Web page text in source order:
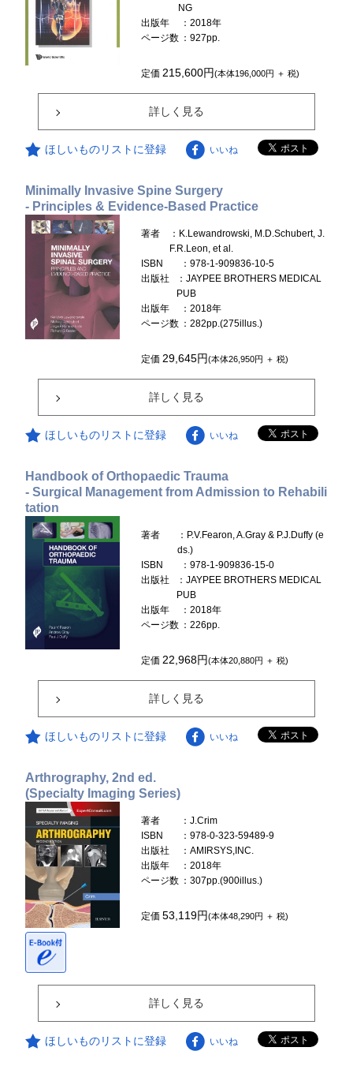
NG
出版年
：2018年
ページ数 ：927pp.
定価215,600円(本体196,000円 ＋ 税)
詳しく見る
ほしいものリストに登録 いいね
Minimally Invasive Spine Surgery
- Principles & Evidence-Based Practice
著者
：K.Lewandrowski, M.D.Schubert, J.
F.R.Leon, et al.
ISBN
：978-1-909836-10-5
出版社
：JAYPEE BROTHERS MEDICAL
PUB
出版年
：2018年
ページ数 ：282pp.(275illus.)
定価29,645円(本体26,950円 ＋ 税)
詳しく見る
ほしいものリストに登録 いいね
Handbook of Orthopaedic Trauma
- Surgical Management from Admission to Rehabili
tation
著者
：P.V.Fearon, A.Gray & P.J.Duffy (e
ds.)
ISBN
：978-1-909836-15-0
出版社
：JAYPEE BROTHERS MEDICAL
PUB
出版年
：2018年
ページ数 ：226pp.
定価22,968円(本体20,880円 ＋ 税)
詳しく見る
ほしいものリストに登録 いいね
Arthrography, 2nd ed.
(Specialty Imaging Series)
著者
：J.Crim
ISBN
：978-0-323-59489-9
出版社
：AMIRSYS,INC.
出版年
：2018年
ページ数 ：307pp.(900illus.)
定価53,119円(本体48,290円 ＋ 税)
詳しく見る
ほしいものリストに登録 いいね